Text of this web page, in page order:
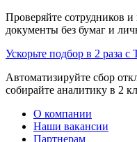
Проверяйте сотрудников
документы без бумаг и
Ускорьте подбор в 2 раза с
Автоматизируйте сбор
собирайте аналитику в 2
О компании
Наши вакансии
Партнерам